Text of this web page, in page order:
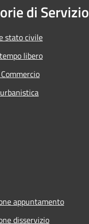
di Servizio
stato civile
libero
appuntamento
disservizio